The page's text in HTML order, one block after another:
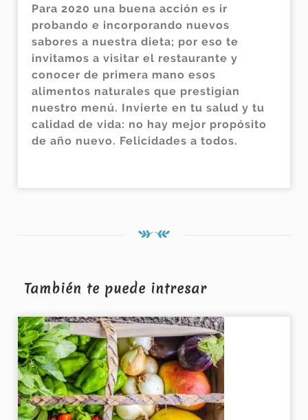
Para 2020 una buena acción es ir
probando e incorporando nuevos
sabores a nuestra dieta; por eso te
invitamos a visitar el restaurante y
conocer de primera mano esos
alimentos naturales que prestigian
nuestro menú. Invierte en tu salud y tu
calidad de vida: no hay mejor propósito
de año nuevo. Felicidades a todos.
También te puede intresar